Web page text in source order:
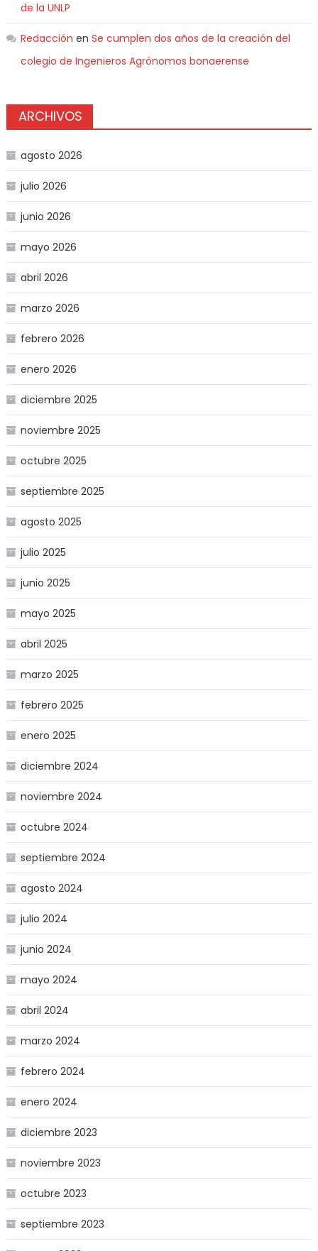
de la UNLP
Redacción en Se cumplen dos años de la creación del
colegio de Ingenieros Agrónomos bonaerense
ARCHIVOS
agosto 2026
julio 2026
junio 2026
mayo 2026
abril 2026
marzo 2026
febrero 2026
enero 2026
diciembre 2025
noviembre 2025
octubre 2025
septiembre 2025
agosto 2025
julio 2025
junio 2025
mayo 2025
abril 2025
marzo 2025
febrero 2025
enero 2025
diciembre 2024
noviembre 2024
octubre 2024
septiembre 2024
agosto 2024
julio 2024
junio 2024
mayo 2024
abril 2024
marzo 2024
febrero 2024
enero 2024
diciembre 2023
noviembre 2023
octubre 2023
septiembre 2023